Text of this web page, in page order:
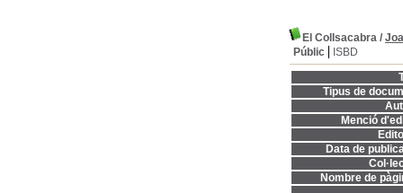
El Collsacabra /
Públic
ISBD
Tipus de
Menció
Data de
Nombre de